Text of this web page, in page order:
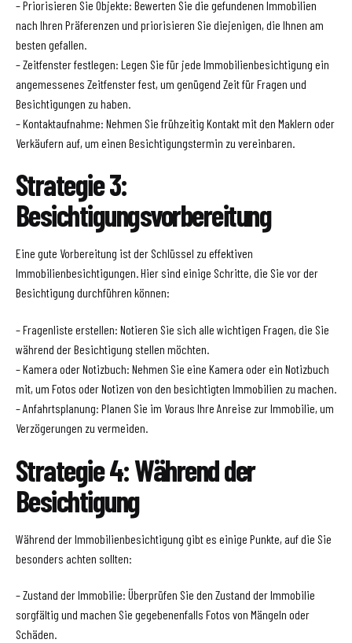
– Priorisieren Sie Objekte: Bewerten Sie die gefundenen Immobilien
nach Ihren Präferenzen und priorisieren Sie diejenigen, die Ihnen am
besten gefallen.
– Zeitfenster festlegen: Legen Sie für jede Immobilienbesichtigung ein
angemessenes Zeitfenster fest, um genügend Zeit für Fragen und
Besichtigungen zu haben.
– Kontaktaufnahme: Nehmen Sie frühzeitig Kontakt mit den Maklern oder
Verkäufern auf, um einen Besichtigungstermin zu vereinbaren.
Strategie 3:
Besichtigungsvorbereitung
Eine gute Vorbereitung ist der Schlüssel zu effektiven
Immobilienbesichtigungen. Hier sind einige Schritte, die Sie vor der
Besichtigung durchführen können:
– Fragenliste erstellen: Notieren Sie sich alle wichtigen Fragen, die Sie
während der Besichtigung stellen möchten.
– Kamera oder Notizbuch: Nehmen Sie eine Kamera oder ein Notizbuch
mit, um Fotos oder Notizen von den besichtigten Immobilien zu machen.
– Anfahrtsplanung: Planen Sie im Voraus Ihre Anreise zur Immobilie, um
Verzögerungen zu vermeiden.
Strategie 4: Während der
Besichtigung
Während der Immobilienbesichtigung gibt es einige Punkte, auf die Sie
besonders achten sollten:
– Zustand der Immobilie: Überprüfen Sie den Zustand der Immobilie
sorgfältig und machen Sie gegebenenfalls Fotos von Mängeln oder
Schäden.